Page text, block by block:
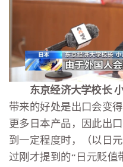
东京经济大学校长
带来的好处是出口会变
更多日本产品，因此出
到一定程度时，（以日
过刚才提到的“日元贬值